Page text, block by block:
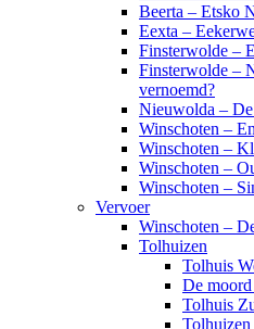
Beerta – Etsko
Eexta –
Finsterwolde –
Finsterwolde –
vernoemd?
Nieuwolda – De
Winschoten –
Winschoten –
Winschoten –
Winschoten –
Vervoer
Winschoten –
Tolhuizen
Tolhuis
De
Tolhuis
Tolhuizen